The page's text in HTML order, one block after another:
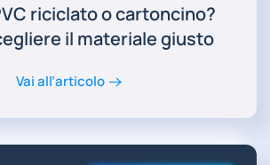
riciclato o cartoncino?
il materiale giusto
Vai all’articolo